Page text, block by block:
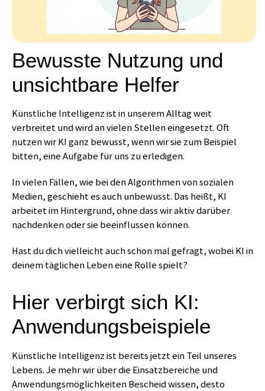
Bewusste Nutzung und
unsichtbare Helfer
Künstliche Intelligenz ist in unserem Alltag weit
verbreitet und wird an vielen Stellen eingesetzt. Oft
nutzen wir KI ganz bewusst, wenn wir sie zum Beispiel
bitten, eine Aufgabe für uns zu erledigen.
In vielen Fällen, wie bei den Algorithmen von sozialen
Medien, geschieht es auch unbewusst. Das heißt, KI
arbeitet im Hintergrund, ohne dass wir aktiv darüber
nachdenken oder sie beeinflussen können.
Hast du dich vielleicht auch schon mal gefragt, wobei KI in
deinem täglichen Leben eine Rolle spielt?
Hier verbirgt sich KI:
Anwendungsbeispiele
Künstliche Intelligenz ist bereits jetzt ein Teil unseres
Lebens. Je mehr wir über die Einsatzbereiche und
Anwendungsmöglichkeiten Bescheid wissen, desto